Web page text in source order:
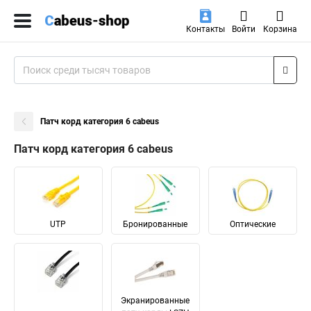
Контакты Войти Корзина
Патч корд категория 6 cabeus
Патч корд категория 6 cabeus
UTP Бронированные Оптические
Экранированные